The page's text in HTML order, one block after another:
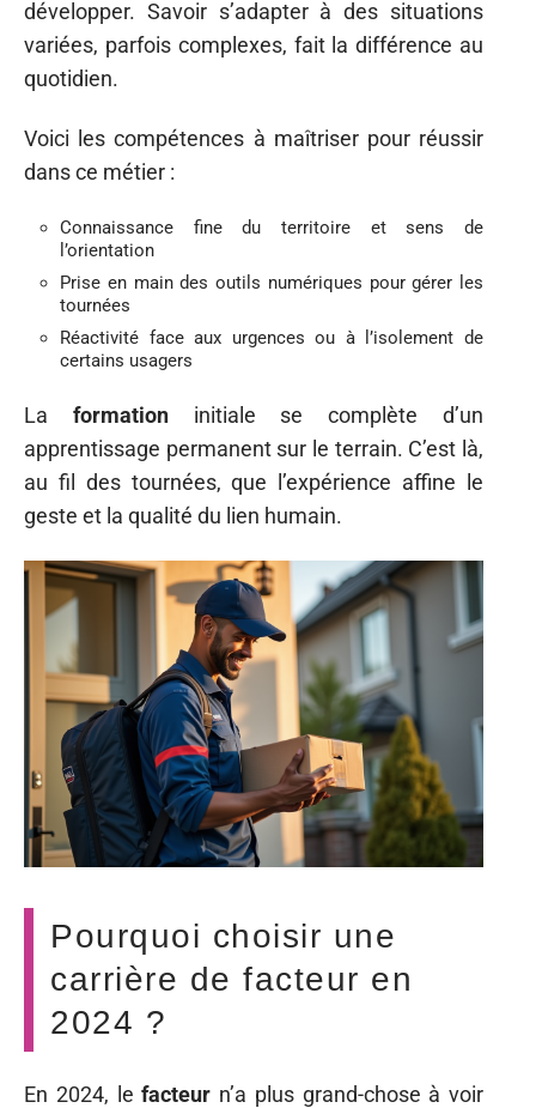
développer. Savoir s’adapter à des situations
variées, parfois complexes, fait la différence au
quotidien.
Voici les compétences à maîtriser pour réussir
dans ce métier :
Connaissance fine du territoire et sens de
l’orientation
Prise en main des outils numériques pour gérer les
tournées
Réactivité face aux urgences ou à l’isolement de
certains usagers
La formationinitiale se complète d’un
apprentissage permanent sur le terrain. C’est là,
au fil des tournées, que l’expérience affine le
geste et la qualité du lien humain.
Pourquoi choisir une
carrière de facteur en
2024 ?
En 2024, lefacteur n’a plus grand-chose à voir